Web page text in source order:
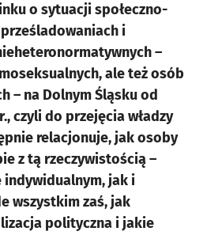
o sytuacji społeczno-
prześladowaniach i
–
ale też osób
– na Dolnym Śląsku od
czyli do przejęcia władzy
relacjonuje, jak osoby
z tą rzeczywistością –
indywidualnym, jak i
wszystkim zaś, jak
polityczna i jakie